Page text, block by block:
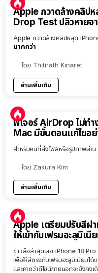
Apple กวาดล้างคลิป
Drop Test ปลิวหายจ
Apple กวาดล้างคลิปหลุด
มากกว่า
โดย Thitirath Kinaret
อ่านเพิ่มเติม
ฟีเจอร์ AirDrop ไม่ท
Mac มีขั้นตอนแก้ไขอย่
สำหรับคนที่ส่งไฟล์หรือรูปภาพผ่า
โดย Zakura Kim
อ่านเพิ่มเติม
Apple เตรียมปรับสีฝ
ให้เข้ากับเฟรมอะลูมิเนี
ข่าวลือล่าสุดเผย iPhone 18 Pro
เพื่อให้สีตรงกับเฟรมอะลูมิเนียมได้
และคาดว่าดีไซน์ภายนอกจะยังคง